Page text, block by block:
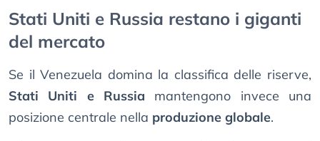
Stati Uniti e Russia restano i giganti
del mercato
Se il Venezuela domina la classifica delle riserve,
Stati Uniti e Russia mantengono invece una
posizione centrale nella produzione globale.